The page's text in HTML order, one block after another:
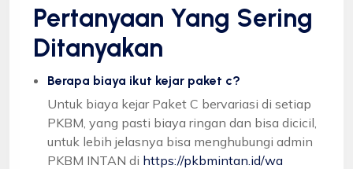
Pertanyaan Yang Sering
Ditanyakan
Berapa biaya ikut kejar paket c?
Untuk biaya kejar Paket C bervariasi di setiap
PKBM, yang pasti biaya ringan dan bisa dicicil,
untuk lebih jelasnya bisa menghubungi admin
PKBM INTAN di https://pkbmintan.id/wa